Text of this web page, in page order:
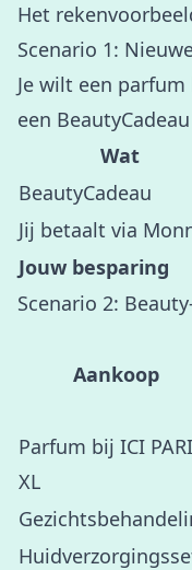
Het
Scenario 1:
Je wilt een parfum
een
Wat
BeautyCadeau
Jij betaalt via
Jouw besparing
Scenario 2:
Aankoop
Parfum bij ICI
XL